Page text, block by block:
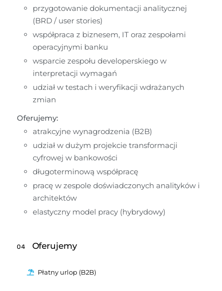
przygotowanie dokumentacji analitycznej
(BRD / user stories)
współpraca z biznesem, IT oraz zespołami
operacyjnymi banku
wsparcie zespołu developerskiego w
interpretacji wymagań
udział w testach i weryfikacji wdrażanych
zmian
Oferujemy:
atrakcyjne wynagrodzenia (B2B)
udział w dużym projekcie transformacji
cyfrowej w bankowości
długoterminową współpracę
pracę w zespole doświadczonych analityków i
architektów
elastyczny model pracy (hybrydowy)
04 Oferujemy
Płatny urlop (B2B)